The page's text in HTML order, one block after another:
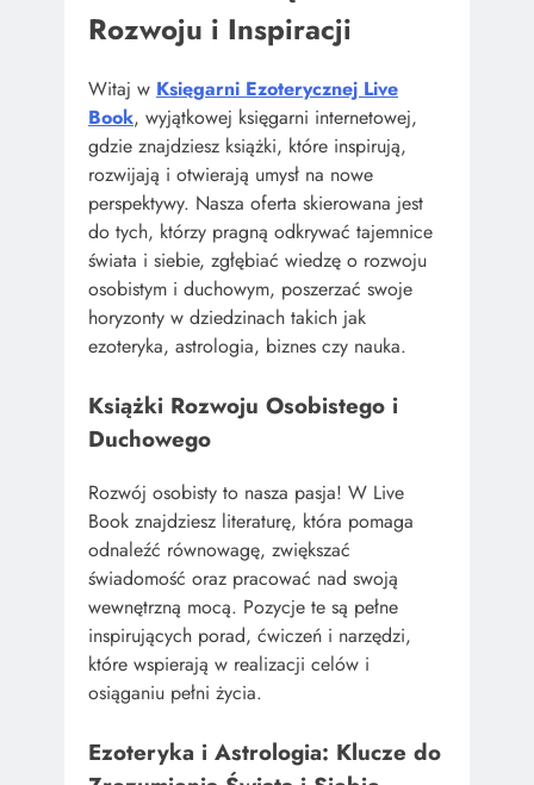
Rozwoju i Inspiracji
Witaj w Księgarni Ezoterycznej Live
Book, wyjątkowej księgarni internetowej,
gdzie znajdziesz książki, które inspirują,
rozwijają i otwierają umysł na nowe
perspektywy. Nasza oferta skierowana jest
do tych, którzy pragną odkrywać tajemnice
świata i siebie, zgłębiać wiedzę o rozwoju
osobistym i duchowym, poszerzać swoje
horyzonty w dziedzinach takich jak
ezoteryka, astrologia, biznes czy nauka.
Książki Rozwoju Osobistego i
Duchowego
Rozwój osobisty to nasza pasja! W Live
Book znajdziesz literaturę, która pomaga
odnaleźć równowagę, zwiększać
świadomość oraz pracować nad swoją
wewnętrzną mocą. Pozycje te są pełne
inspirujących porad, ćwiczeń i narzędzi,
które wspierają w realizacji celów i
osiąganiu pełni życia.
Ezoteryka i Astrologia: Klucze do